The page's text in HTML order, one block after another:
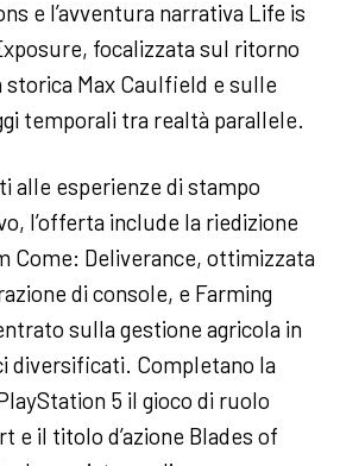
e l’avventura narrativa Life is
focalizzata sul ritorno
Max Caulfield e sulle
temporali tra realtà parallele.
alle esperienze di stampo
l’offerta include la riedizione
Come: Deliverance, ottimizzata
di console, e Farming
sulla gestione agricola in
diversificati. Completano la
5 il gioco di ruolo
e il titolo d’azione Blades of